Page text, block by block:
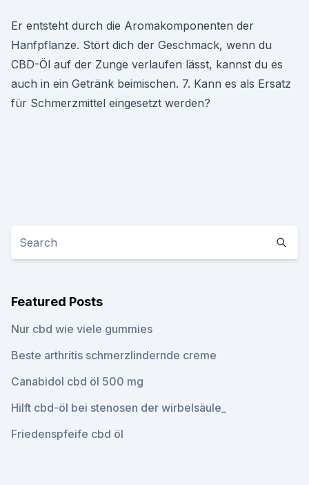
Er entsteht durch die Aromakomponenten der
Hanfpflanze. Stört dich der Geschmack, wenn du
CBD-Öl auf der Zunge verlaufen lässt, kannst du es
auch in ein Getränk beimischen. 7. Kann es als Ersatz
für Schmerzmittel eingesetzt werden?
Featured Posts
Nur cbd wie viele gummies
Beste arthritis schmerzlindernde creme
Canabidol cbd öl 500 mg
Hilft cbd-öl bei stenosen der wirbelsäule_
Friedenspfeife cbd öl